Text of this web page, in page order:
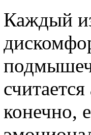
Каждый
конечно,